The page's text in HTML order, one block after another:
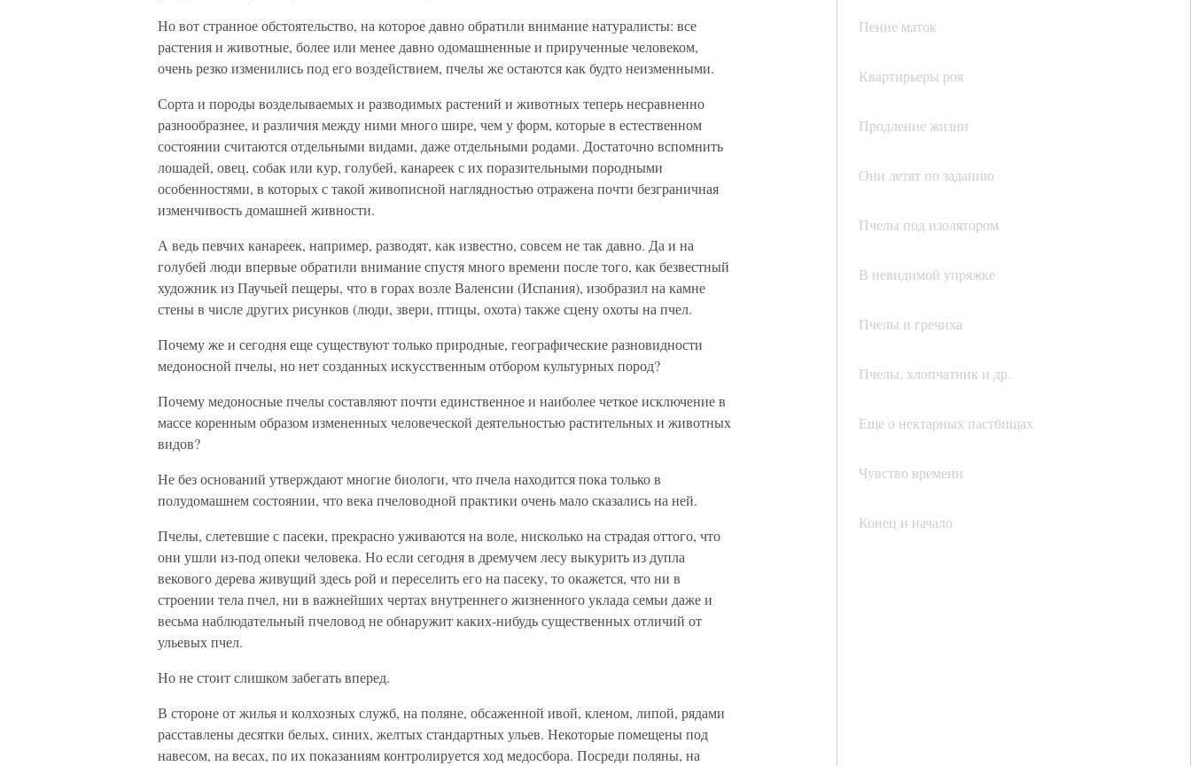
Пение маток
Квартирьеры роя
Продление жизни
Они летят по заданию
Пчелы под изолятором
В невидимой упряжке
Пчелы и гречиха
Пчелы, хлопчатник и др.
Еще о нектарных пастбищах
Чувство времени
Конец и начало
Но вот странное обстоятельство, на которое давно обратили внимание натуралисты: все
растения и животные, более или менее давно одомашненные и прирученные человеком,
очень резко изменились под его воздействием, пчелы же остаются как будто неизменными.
Сорта и породы возделываемых и разводимых растений и животных теперь несравненно
разнообразнее, и различия между ними много шире, чем у форм, которые в естественном
состоянии считаются отдельными видами, даже отдельными родами. Достаточно вспомнить
лошадей, овец, собак или кур, голубей, канареек с их поразительными породными
особенностями, в которых с такой живописной наглядностью отражена почти безграничная
изменчивость домашней живности.
А ведь певчих канареек, например, разводят, как известно, совсем не так давно. Да и на
голубей люди впервые обратили внимание спустя много времени после того, как безвестный
художник из Паучьей пещеры, что в горах возле Валенсии (Испания), изобразил на камне
стены в числе других рисунков (люди, звери, птицы, охота) также сцену охоты на пчел.
Почему же и сегодня еще существуют только природные, географические разновидности
медоносной пчелы, но нет созданных искусственным отбором культурных пород?
Почему медоносные пчелы составляют почти единственное и наиболее четкое исключение в
массе коренным образом измененных человеческой деятельностью растительных и животных
видов?
Не без оснований утверждают многие биологи, что пчела находится пока только в
полудомашнем состоянии, что века пчеловодной практики очень мало сказались на ней.
Пчелы, слетевшие с пасеки, прекрасно уживаются на воле, нисколько на страдая оттого, что
они ушли из-под опеки человека. Но если сегодня в дремучем лесу выкурить из дупла
векового дерева живущий здесь рой и переселить его на пасеку, то окажется, что ни в
строении тела пчел, ни в важнейших чертах внутреннего жизненного уклада семьи даже и
весьма наблюдательный пчеловод не обнаружит каких-нибудь существенных отличий от
ульевых пчел.
Но не стоит слишком забегать вперед.
В стороне от жилья и колхозных служб, на поляне, обсаженной ивой, кленом, липой, рядами
расставлены десятки белых, синих, желтых стандартных ульев. Некоторые помещены под
навесом, на весах, по их показаниям контролируется ход медосбора. Посреди поляны, на